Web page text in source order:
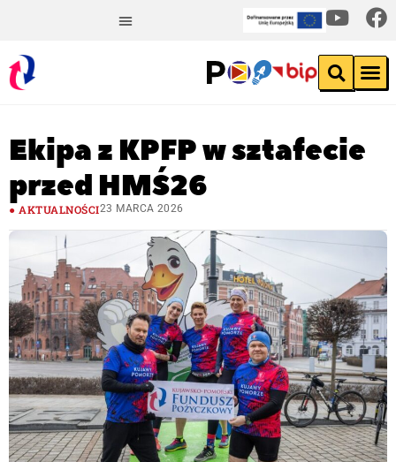
Ekipa z KPFP w sztafecie
przed HMŚ26
AKTUALNOŚCI23 MARCA 2026